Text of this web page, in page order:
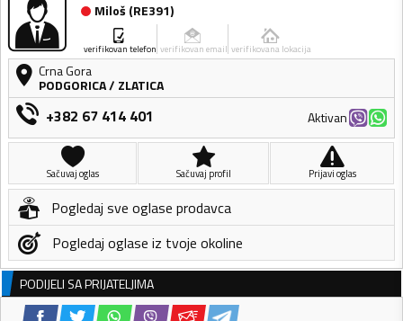
Miloš (RE391)
verifikovan telefon verifikovan email verifikovana lokacija
Crna Gora
PODGORICA/ ZLATICA
+382 67 414 401 Aktivan
Sačuvaj oglas Sačuvaj profil Prijavi oglas
Pogledaj sve oglase prodavca
Pogledaj oglase iz tvoje okoline
PODIJELI SA PRIJATELJIMA